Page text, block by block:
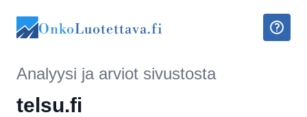
OnkoLuotettava.fi
Analyysi ja arviot sivustosta
telsu.fi